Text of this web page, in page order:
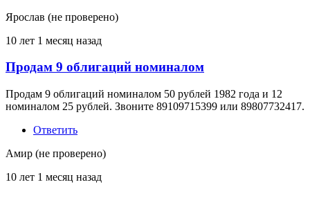
Ярослав (не проверено)
10 лет 1 месяц назад
Продам 9 облигаций номиналом
Продам 9 облигаций номиналом 50 рублей 1982 года и 12
номиналом 25 рублей. Звоните 89109715399 или 89807732417.
Ответить
Амир (не проверено)
10 лет 1 месяц назад